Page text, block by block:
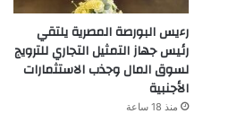
رءيس البورصة المصرية يلتقي
رئيس جهاز التمثيل التجاري للترويج
لسوق المال وجذب الاستثمارات
الأجنبية
منذ 18 ساعة